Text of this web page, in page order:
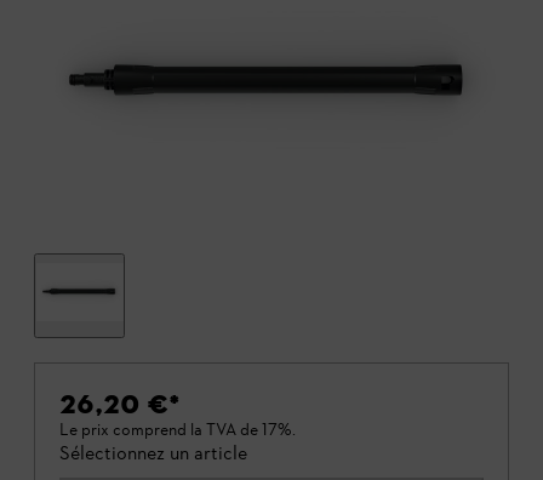
26,20 €*
Le prix comprend la TVA de 17%.
Sélectionnez un article